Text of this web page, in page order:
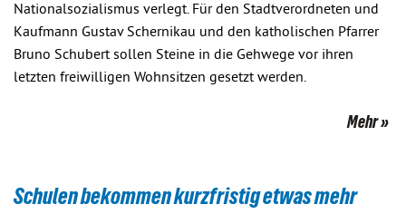
Nationalsozialismus verlegt. Für den Stadtverordneten und
Kaufmann Gustav Schernikau und den katholischen Pfarrer
Bruno Schubert sollen Steine in die Gehwege vor ihren
letzten freiwilligen Wohnsitzen gesetzt werden.
Mehr
Schulen bekommen kurzfristig etwas mehr